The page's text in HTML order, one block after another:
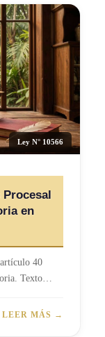
Ley N° 10566
en
40
Texto…
LEER MÁS →